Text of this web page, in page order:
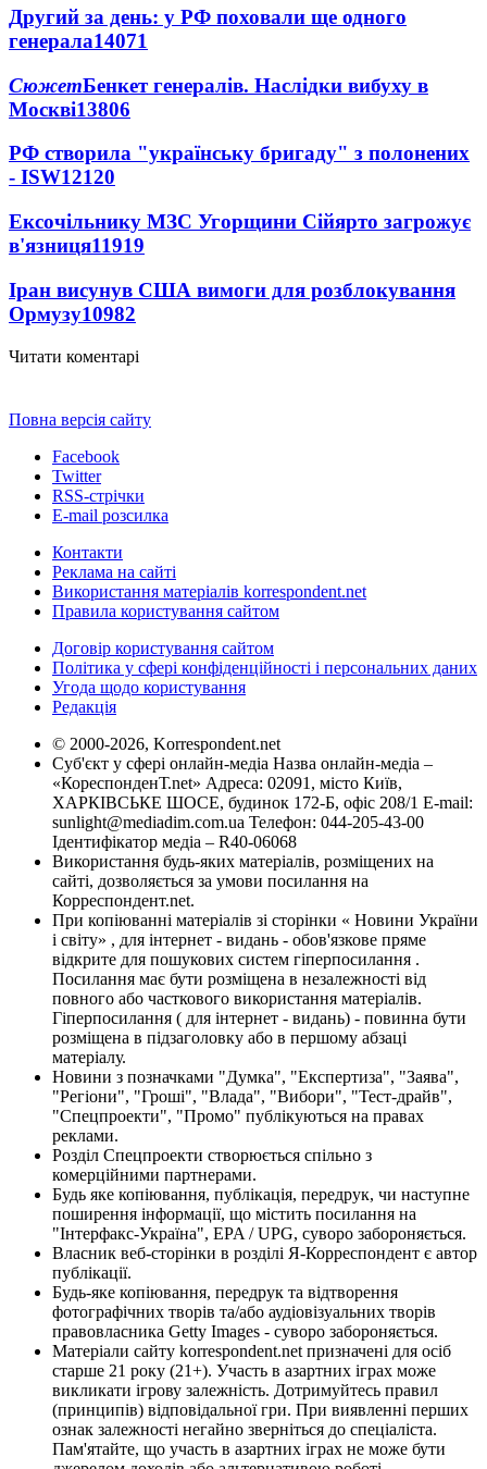
Другий за день: у РФ поховали ще одного
генерала14071
СюжетБенкет генералів. Наслідки вибуху в
Москві13806
РФ створила "українську бригаду" з полонених
- ISW12120
Ексочільнику МЗС Угорщини Сійярто загрожує
в'язниця11919
Іран висунув США вимоги для розблокування
Ормузу10982
Читати коментарі
Повна версія сайту
Facebook
Twitter
RSS-стрічки
E-mail розсилка
Контакти
Реклама на сайті
Використання матеріалів korrespondent.net
Правила користування сайтом
Договір користування сайтом
Політика у сфері конфіденційності і персональних даних
Угода щодо користування
Редакція
© 2000-2026, Korrespondent.net
Суб'єкт у сфері онлайн-медіа Назва онлайн-медіа –
«КореспонденТ.net» Адреса: 02091, місто Київ,
ХАРКІВСЬКЕ ШОСЕ, будинок 172-Б, офіс 208/1 E-mail:
sunlight@mediadim.com.ua Телефон: 044-205-43-00
Ідентифікатор медіа – R40-06068
Використання будь-яких матеріалів, розміщених на
сайті, дозволяється за умови посилання на
Корреспондент.net.
При копіюванні матеріалів зі сторінки « Новини України
і світу» , для інтернет - видань - обов'язкове пряме
відкрите для пошукових систем гіперпосилання .
Посилання має бути розміщена в незалежності від
повного або часткового використання матеріалів.
Гіперпосилання ( для інтернет - видань) - повинна бути
розміщена в підзаголовку або в першому абзаці
матеріалу.
Новини з позначками "Думка", "Експертиза", "Заява",
"Регіони", "Гроші", "Влада", "Вибори", "Тест-драйв",
"Спецпроекти", "Промо" публікуються на правах
реклами.
Розділ Спецпроекти створюється спільно з
комерційними партнерами.
Будь яке копіювання, публікація, передрук, чи наступне
поширення інформації, що містить посилання на
"Інтерфакс-Україна", EPA / UPG, суворо забороняється.
Власник веб-сторінки в розділі Я-Корреспондент є автор
публікації.
Будь-яке копіювання, передрук та відтворення
фотографічних творів та/або аудіовізуальних творів
правовласника Getty Images - суворо забороняється.
Матеріали сайту korrespondent.net призначені для осіб
старше 21 року (21+). Участь в азартних іграх може
викликати ігрову залежність. Дотримуйтесь правил
(принципів) відповідальної гри. При виявленні перших
ознак залежності негайно зверніться до спеціаліста.
Пам'ятайте, що участь в азартних іграх не може бути